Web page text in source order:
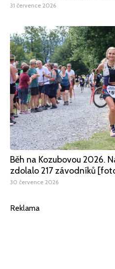
31 července 2026
Běh na Kozubovou 2026.
zdolalo 217 závodníků
30 července 2026
Reklama